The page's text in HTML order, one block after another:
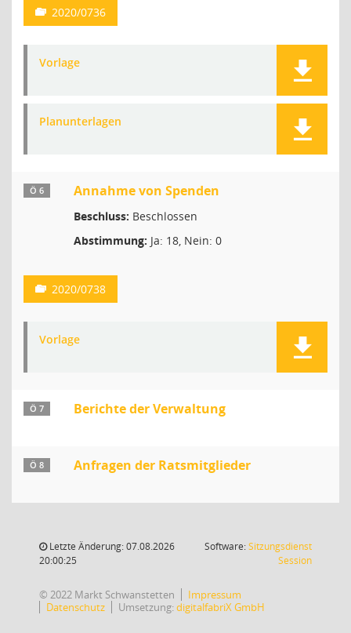
2020/0736
Vorlage
Planunterlagen
Ö 6 Annahme von Spenden
Beschluss: Beschlossen
Abstimmung: Ja: 18, Nein: 0
2020/0738
Vorlage
Ö 7 Berichte der Verwaltung
Ö 8 Anfragen der Ratsmitglieder
Letzte Änderung: 07.08.2026
20:00:25
Software:Sitzungsdienst
Session(Wird in
© 2022 Markt Schwanstetten
Impressum
Datenschutz
Umsetzung:digitalfabriX GmbH